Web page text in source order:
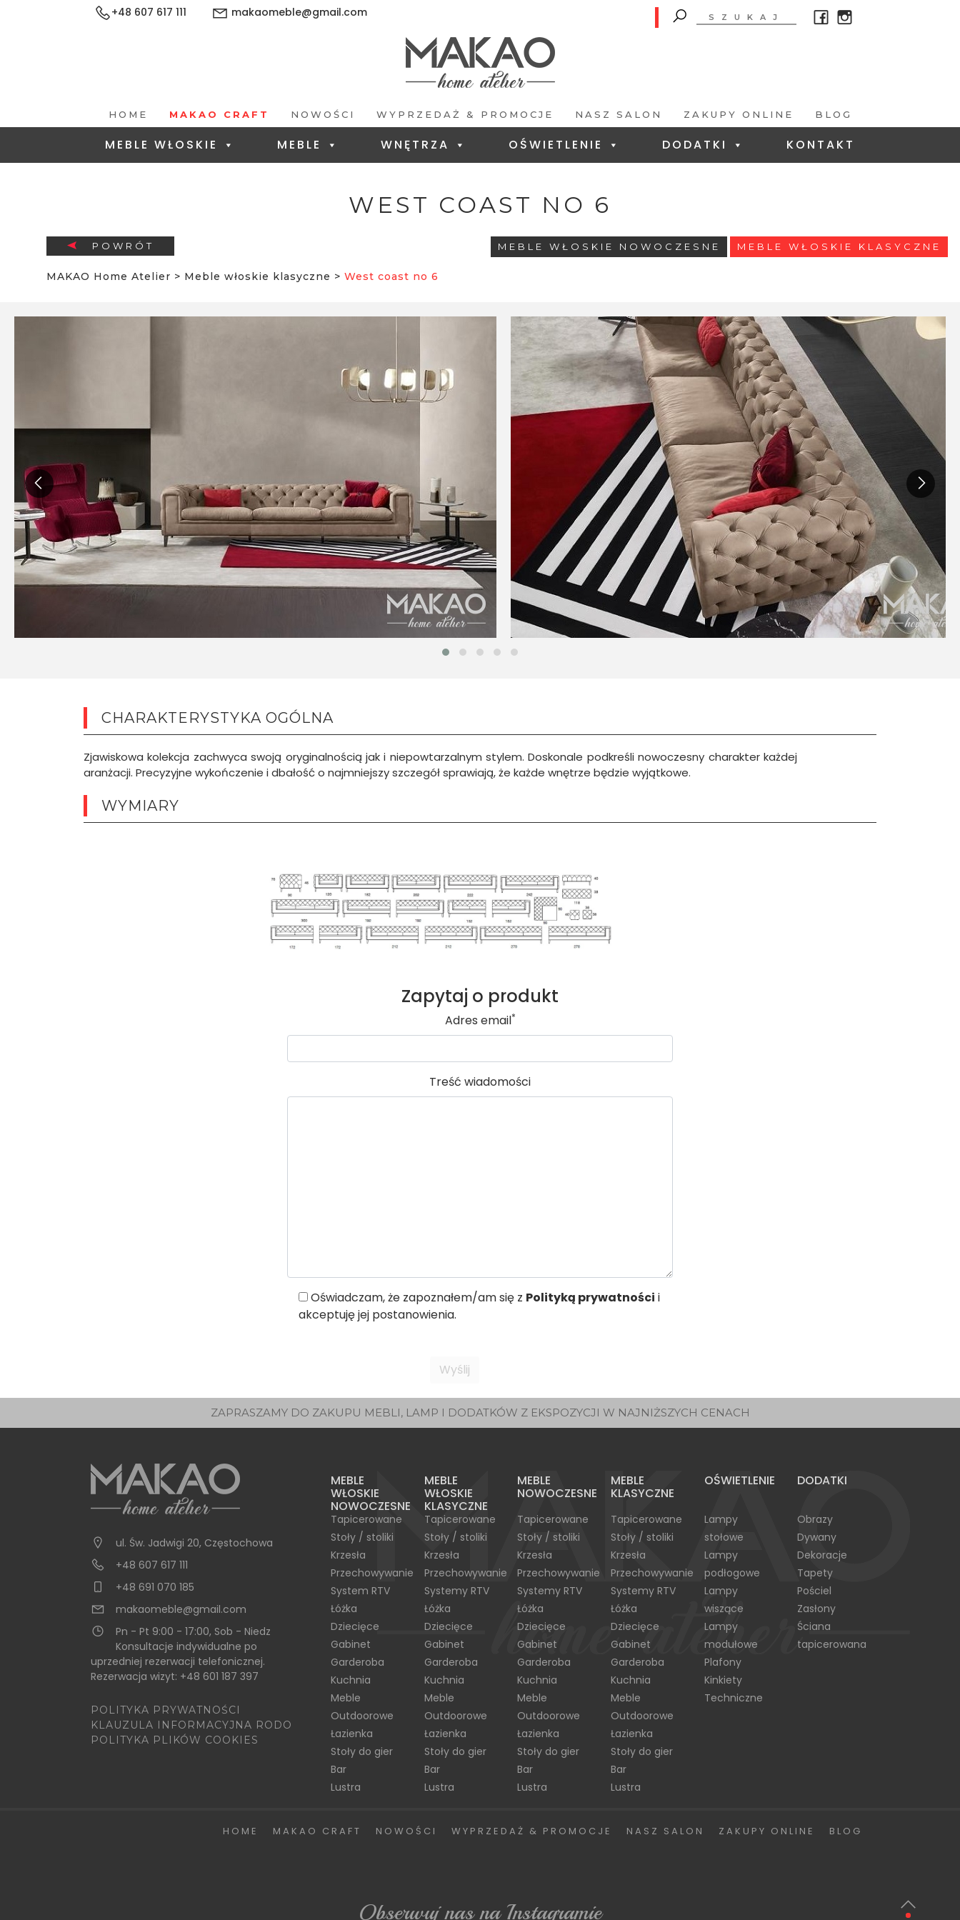
+48 607 617 111 makaomeble@gmail.com
HOME MAKAO CRAFT NOWOŚCI WYPRZEDAŻ & PROMOCJE NASZ SALON ZAKUPY ONLINE BLOG
MEBLE WŁOSKIE MEBLE WNĘTRZA OŚWIETLENIE DODATKI KONTAKT
WEST COAST NO 6
MEBLE WŁOSKIE NOWOCZESNE MEBLE WŁOSKIE KLASYCZNE
POWRÓT
MAKAO Home Atelier > Meble włoskie klasyczne > West coast no 6
CHARAKTERYSTYKA OGÓLNA
Zjawiskowa kolekcja zachwyca swoją oryginalnością jak i niepowtarzalnym stylem. Doskonale podkreśli nowoczesny charakter każdej
aranżacji. Precyzyjne wykończenie i dbałość o najmniejszy szczegół sprawiają, że każde wnętrze będzie wyjątkowe.
WYMIARY
Zapytaj o produkt
Adres email*
Treść wiadomości
Oświadczam, że zapoznałem/am się z Polityką prywatności i
akceptuję jej postanowienia.
ZAPRASZAMY DO ZAKUPU MEBLI, LAMP I DODATKÓW Z EKSPOZYCJI W NAJNIŻSZYCH CENACH
ul. Św. Jadwigi 20, Częstochowa
+48 607 617 111
+48 691 070 185
makaomeble@gmail.com
Pn - Pt 9:00 - 17:00, Sob - Niedz
Konsultacje indywidualne po
uprzedniej rezerwacji telefonicznej.
Rezerwacja wizyt: +48 601 187 397
POLITYKA PRYWATNOŚCI
KLAUZULA INFORMACYJNA RODO
POLITYKA PLIKÓW COOKIES
MEBLE
WŁOSKIE
NOWOCZESNE
Tapicerowane
Stoły / stoliki
Krzesła
Przechowywanie
System RTV
Łóżka
Dziecięce
Gabinet
Garderoba
Kuchnia
Meble
Outdoorowe
Łazienka
Stoły do gier
Bar
Lustra
MEBLE
WŁOSKIE
KLASYCZNE
Tapicerowane
Stoły / stoliki
Krzesła
Przechowywanie
Systemy RTV
Łóżka
Dziecięce
Gabinet
Garderoba
Kuchnia
Meble
Outdoorowe
Łazienka
Stoły do gier
Bar
Lustra
MEBLE
NOWOCZESNE
Tapicerowane
Stoły / stoliki
Krzesła
Przechowywanie
Systemy RTV
Łóżka
Dziecięce
Gabinet
Garderoba
Kuchnia
Meble
Outdoorowe
Łazienka
Stoły do gier
Bar
Lustra
MEBLE
KLASYCZNE
Tapicerowane
Stoły / stoliki
Krzesła
Przechowywanie
Systemy RTV
Łóżka
Dziecięce
Gabinet
Garderoba
Kuchnia
Meble
Outdoorowe
Łazienka
Stoły do gier
Bar
Lustra
OŚWIETLENIE
Lampy
stołowe
Lampy
podłogowe
Lampy
wiszące
Lampy
modułowe
Plafony
Kinkiety
Techniczne
DODATKI
Obrazy
Dywany
Dekoracje
Tapety
Pościel
Zasłony
Ściana
tapicerowana
HOME MAKAO CRAFT NOWOŚCI WYPRZEDAŻ & PROMOCJE NASZ SALON ZAKUPY ONLINE BLOG
Obserwuj nas na Instagramie